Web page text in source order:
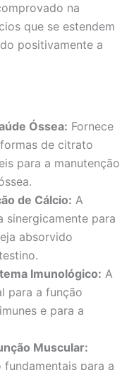
na
que se estendem
positivamente a
Óssea: Fornece
de citrato
para a manutenção
de Cálcio: A
sinergicamente para
absorvido
Imunológico: A
para a função
e para a
Muscular:
para a